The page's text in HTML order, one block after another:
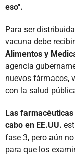
eso".
Para ser
vacuna debe
Alimentos y
agencia
nuevos fármacos,
con la salud
Las
cabo en EE.UU.
fase 3, pero aún
para que los